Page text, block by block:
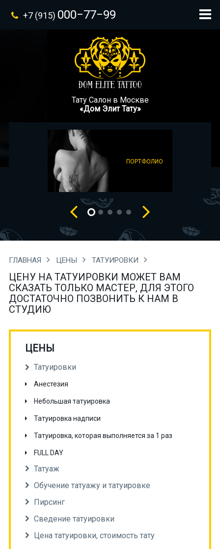
+7 (915) 000−77−99
Тату Салон в Москве
«Дом Элит Тату»
ПОРТФОЛИО
ГЛАВНАЯ ЦЕНЫ ТАТУИРОВКИ
ЦЕНУ НА ТАТУИРОВКИ МОЖЕТ ВАМ
СКАЗАТЬ ТОЛЬКО МАСТЕР, ДЛЯ ЭТОГО
ДОСТАТОЧНО ПОЗВОНИТЬ К НАМ В
СТУДИЮ
ЦЕНЫ
Татуировки
Анестезия
Небольшая татуировка
Татуировка надписи
Татуировка, которая выполняется за 1 раз
FULL DAY
Татуаж
Обучение татуажу и татуировке
Пирсинг
Сведение татуировки
Цена татуировки, стоимость тату